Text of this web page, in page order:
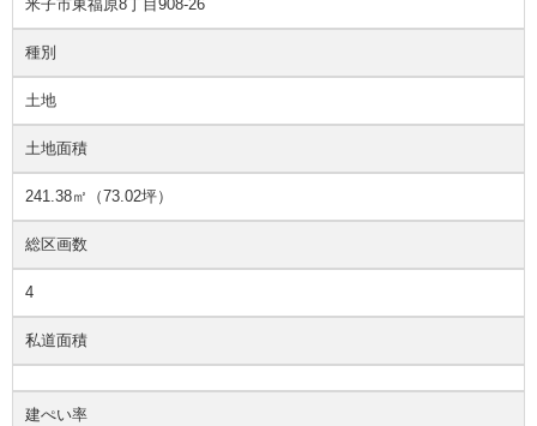
米子市東福原8丁目908-26
種別
土地
土地面積
241.38㎡（73.02坪）
総区画数
4
私道面積
建ぺい率